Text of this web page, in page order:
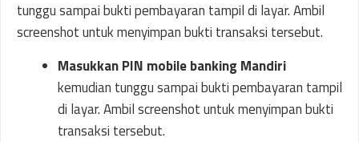
Masukkan PIN mobile banking Mandiri
kemudian tunggu sampai bukti pembayaran tampil
di layar. Ambil screenshot untuk menyimpan bukti
transaksi tersebut.